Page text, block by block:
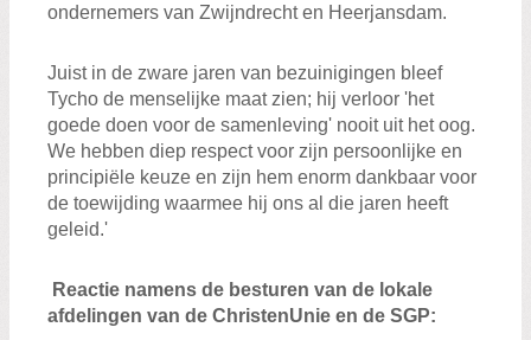
ondernemers van Zwijndrecht en Heerjansdam.
Juist in de zware jaren van bezuinigingen bleef
Tycho de menselijke maat zien; hij verloor 'het
goede doen voor de samenleving' nooit uit het oog.
We hebben diep respect voor zijn persoonlijke en
principiële keuze en zijn hem enorm dankbaar voor
de toewijding waarmee hij ons al die jaren heeft
geleid.'
Reactie namens de besturen van de lokale
afdelingen van de ChristenUnie en de SGP: